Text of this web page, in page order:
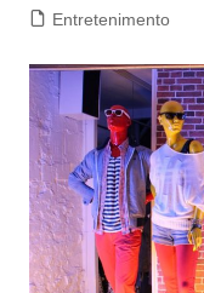
Entretenimento